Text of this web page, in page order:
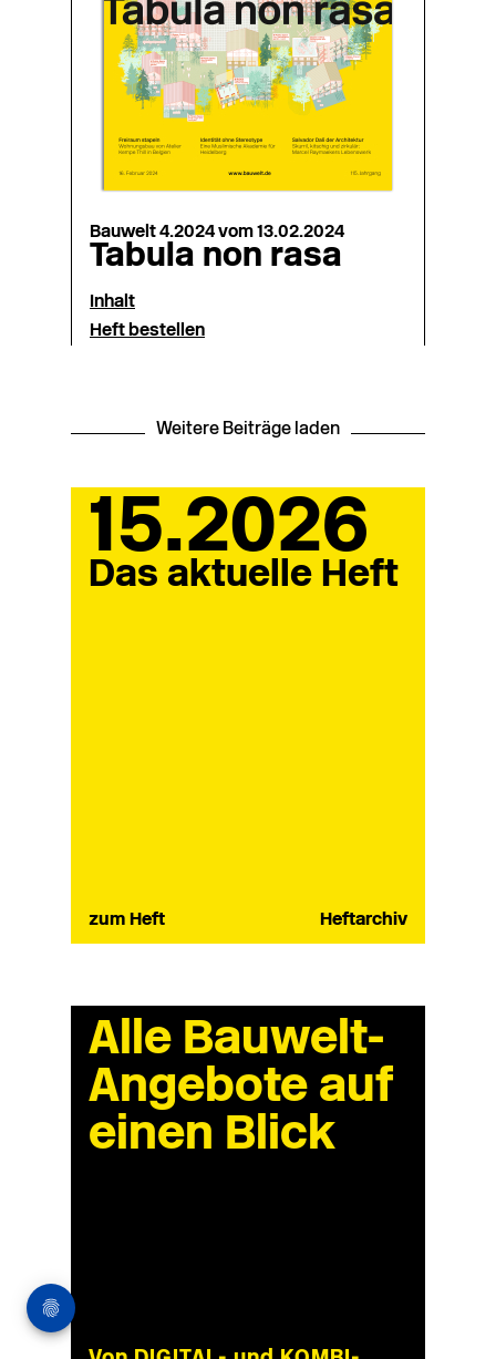
Bauwelt 4.2024 vom 13.02.2024
Tabula non rasa
Inhalt
Heft bestellen
Weitere Beiträge laden
15.2026
Das aktuelle Heft
zum Heft Heftarchiv
Alle Bauwelt-
Angebote auf
einen Blick